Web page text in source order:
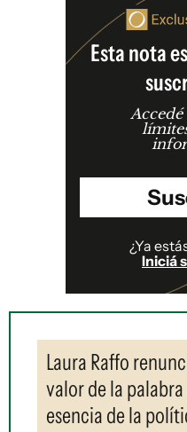
Esta nota
¿Ya
Iniciá
Laura Raffo
valor de la
esencia de la